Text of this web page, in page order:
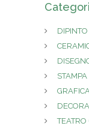
DIPINTO
STAMPA
TEATRO